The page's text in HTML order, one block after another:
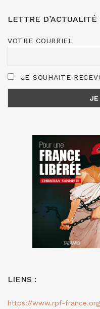
LETTRE D’ACTUALITÉ
VOTRE COURRIEL
JE SOUHAITE
LIENS :
https://www.rpf-france.org